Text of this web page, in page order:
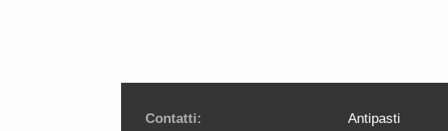
Contatti: Antipasti